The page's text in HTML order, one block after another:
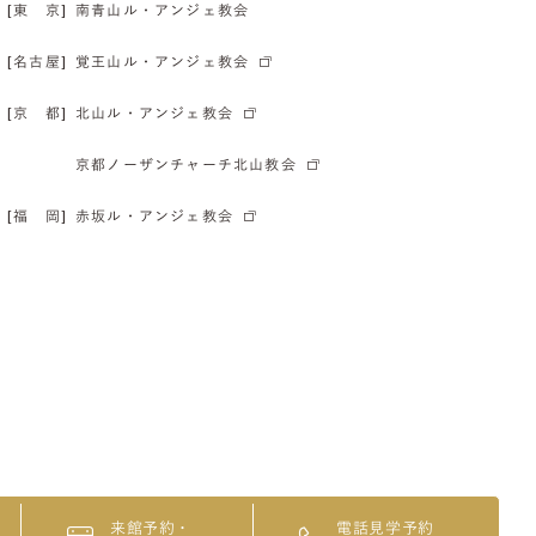
[東 京] 南青山ル・アンジェ教会
[名古屋] 覚王山ル・アンジェ教会
[京 都] 北山ル・アンジェ教会
京都ノーザンチャーチ北山教会
[福 岡] 赤坂ル・アンジェ教会
来館予約・ 電話見学予約